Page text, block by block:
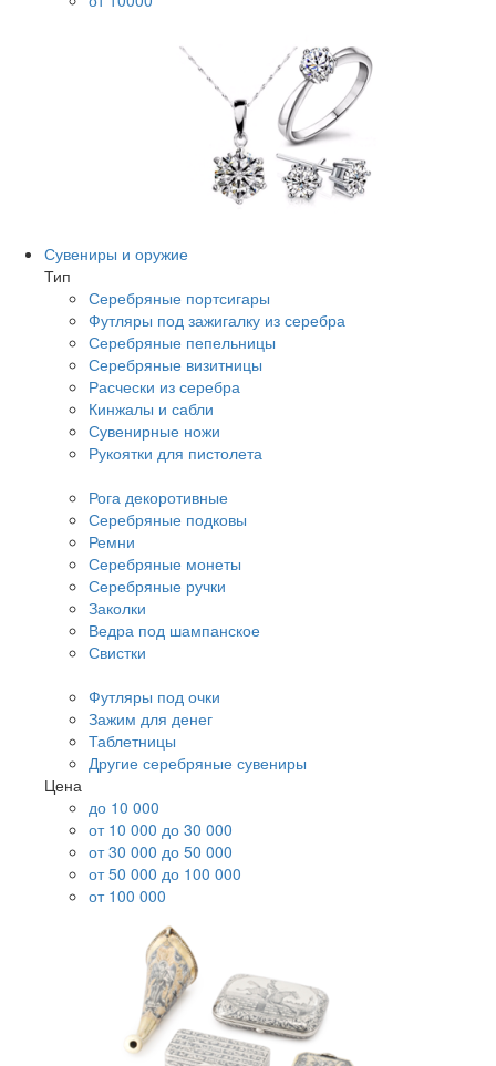
Сувениры и оружие
Тип
Серебряные портсигары
Футляры под зажигалку из серебра
Серебряные пепельницы
Серебряные визитницы
Расчески из серебра
Кинжалы и сабли
Сувенирные ножи
Рукоятки для пистолета
Рога декоротивные
Серебряные подковы
Ремни
Серебряные монеты
Серебряные ручки
Заколки
Ведра под шампанское
Свистки
Футляры под очки
Зажим для денег
Таблетницы
Другие серебряные сувениры
Цена
до 10 000
от 10 000 до 30 000
от 30 000 до 50 000
от 50 000 до 100 000
от 100 000